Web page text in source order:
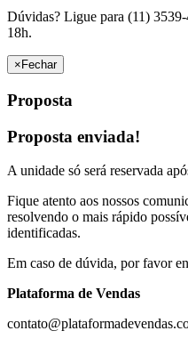
Dúvidas? Ligue para (11) 3539-
18h.
× Fechar
Proposta
Proposta enviada!
A unidade só será reservada
Fique atento aos nossos
resolvendo o mais rápido
identificadas.
Em caso de dúvida, por favor
Plataforma de Vendas